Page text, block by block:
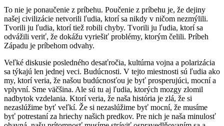
To nie je ponaučenie z príbehu. Poučenie z príbehu je, že dejiny
našej civilizácie netvorili ľudia, ktorí sa nikdy v ničom nezmýlili.
Tvorili ju ľudia, ktorí tiež robili chyby. Tvorili ju ľudia, ktorí sa
odvážili veriť, že dokážu vyriešiť problémy, ktorým čelili. Príbeh
Západu je príbehom odvahy.
Veľké diskusie posledného desaťročia, kultúrna vojna a polarizácia
sa týkajú len jednej veci. Budúcnosti. V tejto miestnosti sú ľudia ako
my, ktorí veria, že našou budúcnosťou je byť prosperujúci, mocní a
vplyvní. Sme väčšina. Ale sú tu aj ľudia, ktorých mozgy zlomil
nadbytok vzdelania. Ktorí veria, že naša história je zlá, že si
nezaslúžime byť veľkí. Že si nezaslúžime byť mocní, že musíme
byť potrestaní za hriechy našich predkov. Pre nich je naša minulosť